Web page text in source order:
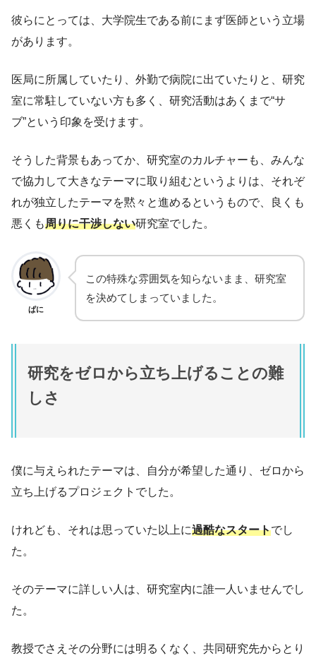
彼らにとっては、大学院生である前にまず医師という立場
があります。
医局に所属していたり、外勤で病院に出ていたりと、研究
室に常駐していない方も多く、研究活動はあくまで“サ
ブ”という印象を受けます。
そうした背景もあってか、研究室のカルチャーも、みんな
で協力して大きなテーマに取り組むというよりは、それぞ
れが独立したテーマを黙々と進めるというもので、良くも
悪くも周りに干渉しない研究室でした。
ぱに
この特殊な雰囲気を知らないまま、研究室
を決めてしまっていました。
研究をゼロから立ち上げることの難
しさ
僕に与えられたテーマは、自分が希望した通り、ゼロから
立ち上げるプロジェクトでした。
けれども、それは思っていた以上に過酷なスタートでし
た。
そのテーマに詳しい人は、研究室内に誰一人いませんでし
た。
教授でさえその分野には明るくなく、共同研究先からとり